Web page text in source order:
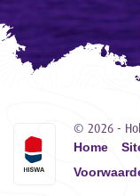
© 2026 -
Home